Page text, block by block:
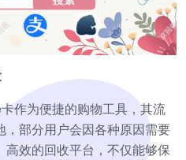
作为便捷的购物工具，其流
部分用户会因各种原因需要
效的回收平台，不仅能够保